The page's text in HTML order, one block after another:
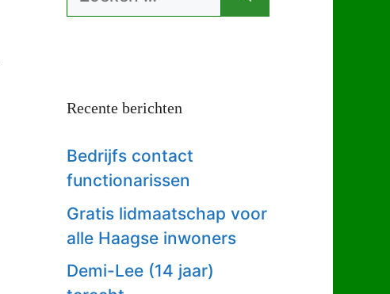
naar:
Recente berichten
Bedrijfs contact
functionarissen
Gratis lidmaatschap voor
alle Haagse inwoners
Demi-Lee (14 jaar)